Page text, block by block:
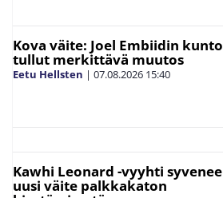
Kova väite: Joel Embiidin
tullut merkittävä muutos
Eetu Hellsten | 07.08.2026 15:40
Kawhi Leonard -vyyhti syvenee
uusi väite palkkakaton